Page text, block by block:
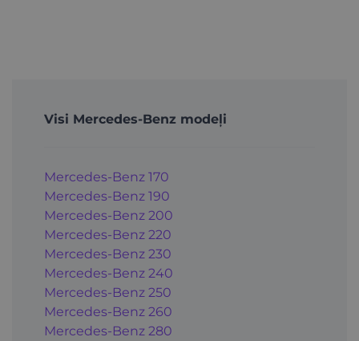
Visi Mercedes-Benz modeļi
Mercedes-Benz 170
Mercedes-Benz 190
Mercedes-Benz 200
Mercedes-Benz 220
Mercedes-Benz 230
Mercedes-Benz 240
Mercedes-Benz 250
Mercedes-Benz 260
Mercedes-Benz 280